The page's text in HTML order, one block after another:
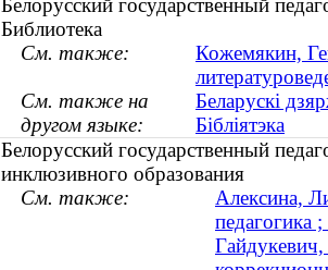
Белорусский государственный
Библиотека
См. также:
Кожемякин,
См. также на
другом языке:
Беларускі
Бібліятэка
Белорусский государственный
инклюзивного образования
См. также:
Алексина,
педагогика
Гайдукевич,